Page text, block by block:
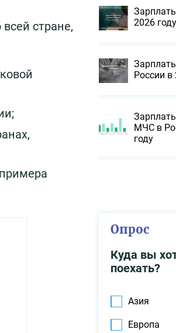
стране,
2026 году
России в
МЧС в
году
Опрос
Куда вы
поехать?
Азия
Европа